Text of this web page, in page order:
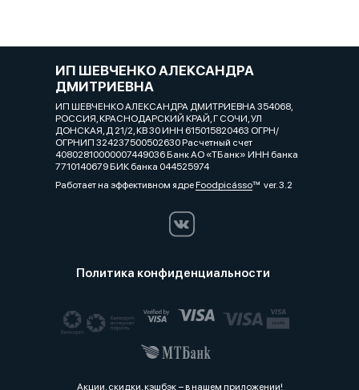
ИП ШЕВЧЕНКО АЛЕКСАНДРА
ДМИТРИЕВНА
ИП ШЕВЧЕНКО АЛЕКСАНДРА ДМИТРИЕВНА 354068,
РОССИЯ, КРАСНОДАРСКИЙ КРАЙ, Г СОЧИ, УЛ
ДОНСКАЯ, Д 21/2, КВ 30 ИНН 615015820463 ОГРН/
ОГРНИП 324237500502630 Расчетный счет
40802810000007449036 Банк АО «ТБанк» ИНН банка
7710140679 БИК банка 044525974
Работает на эффективном ядреFoodpicássover. 3.2
Политика конфиденциальности
Акции, скидки, кэшбэк − в нашем приложении!